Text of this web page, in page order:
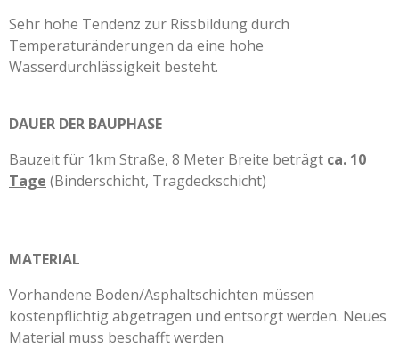
Sehr hohe Tendenz zur Rissbildung durch
Temperaturänderungen da eine hohe
Wasserdurchlässigkeit besteht.
DAUER DER BAUPHASE
Bauzeit für 1km Straße, 8 Meter Breite beträgt ca. 10
Tage (Binderschicht, Tragdeckschicht)
MATERIAL
Vorhandene Boden/Asphaltschichten müssen
kostenpflichtig abgetragen und entsorgt werden. Neues
Material muss beschafft werden